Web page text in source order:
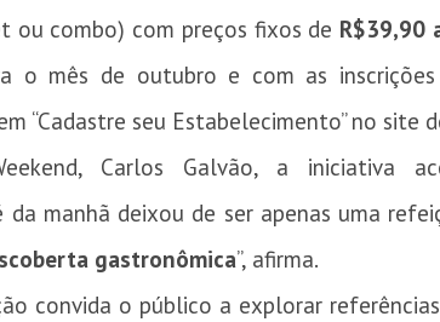
ou combo) com preços fixos de R$39,90
o mês de outubro e com as
“Cadastre seu Estabelecimento” no site
Carlos Galvão, a iniciativa
manhã deixou de ser apenas uma
gastronômica”, afirma.
convida o público a explorar